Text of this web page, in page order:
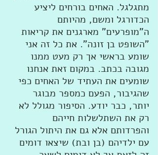
מתגלגל. האחים בורחים ליציע
הכדורגל ומשם, מהיותם
ה"מופרעים" מארגנים את קריאות
"השופט בן זונה". את כל זה אני
שומע בראשי אך רק מעט ממנו
מגובה בכתב. במקום זאת אנחנו
שומעים את העתיד של האחים כפי
שהגיבור, הפעם כמספר מבוגר
יותר, כבר יודע. הסיפור מגולל לא
רק את השתלשלות חייהם
והפרדותם אלא גם את היתול הגורל
עם ילדיהם (בן ובת) שיצאו דומים